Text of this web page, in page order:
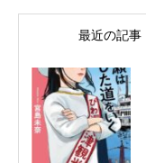
最近の記事